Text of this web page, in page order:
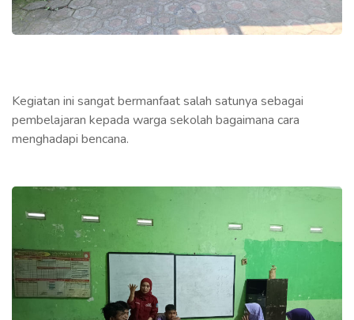
Kegiatan ini sangat bermanfaat salah satunya sebagai
pembelajaran kepada warga sekolah bagaimana cara
menghadapi bencana.